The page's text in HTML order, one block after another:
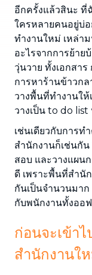
อีกครั้งแล้วสินะ ที่
ใครหลายคนอยู่บ่
ทำงานใหม่ เหล่า
อะไรจากการย้าย
วุ่นวาย ทั้งเอกสา
การหาร้านข้าวก
วางพื้นที่ทำงานให้
วางเป็น to do
เช่นเดียวกับการท
สำนักงานก็เช่นกัน
สอบ และวางแผน
ดี เพราะพื้นที่สำนั
กันเป็นจำนวนมาก
กับพนักงานทั้งออ
ก่อนจะเข้า
สำนักงานใ